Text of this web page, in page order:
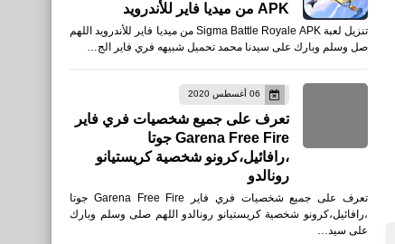
APK من ميديا فاير للأندرويد
تنزيل لعبة Sigma Battle Royale APK من ميديا فاير للأندرويد اللهم
صل وسلم وبارك على سيدنا محمد تحميل شبيهه فري فاير الج…
06 أغسطس 2020
تعرف على جميع شخصيات فري فاير
Garena Free Fire جوتا
،رافائيل،كرونو شخصية كريستيانو
رونالدو
تعرف على جميع شخصيات فري فاير Garena Free Fire جوتا
،رافائيل،كرونو شخصية كريستيانو رونالدو اللهم صلى وسلم وبارك
على سيد…